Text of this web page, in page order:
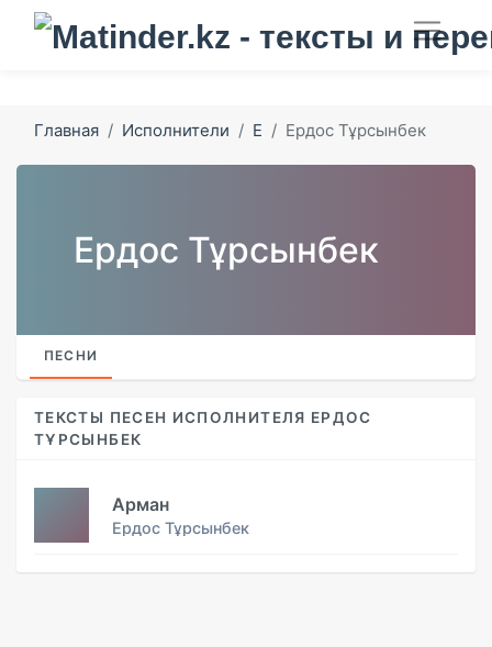
Главная Исполнители Е Ердос Тұрсынбек
Ердос Тұрсынбек
ПЕСНИ
ТЕКСТЫ ПЕСЕН ИСПОЛНИТЕЛЯ ЕРДОС
ТҰРСЫНБЕК
Арман
Ердос Тұрсынбек